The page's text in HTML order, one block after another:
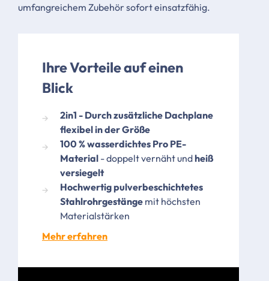
umfangreichem Zubehör sofort einsatzfähig.
Ihre Vorteile auf einen
Blick
2in1 - Durch zusätzliche Dachplane
flexibel in der Größe
100 % wasserdichtes Pro PE-
Material - doppelt vernäht undheiß
versiegelt​
Hochwertig pulverbeschichtetes
Stahlrohrgestänge mit höchsten
Materialstärken
Mehr erfahren